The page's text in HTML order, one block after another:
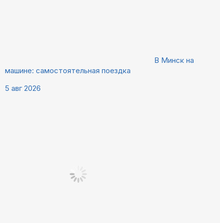
В Минск на
машине: самостоятельная поездка
5 авг 2026